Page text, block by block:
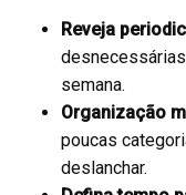
Reveja
semana.
Organização
poucas
deslanchar.